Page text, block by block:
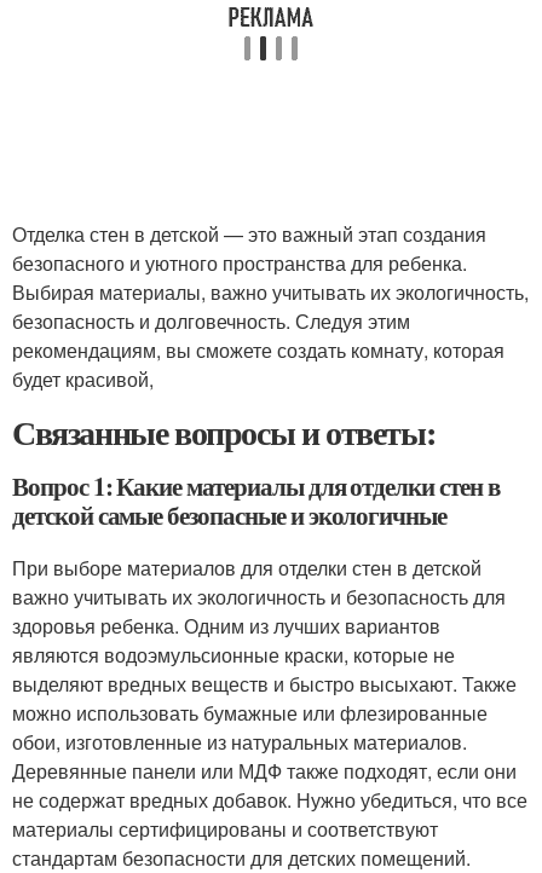
Отделка стен в детской — это важный этап создания
безопасного и уютного пространства для ребенка.
Выбирая материалы, важно учитывать их экологичность,
безопасность и долговечность. Следуя этим
рекомендациям, вы сможете создать комнату, которая
будет красивой,
Связанные вопросы и ответы:
Вопрос 1: Какие материалы для отделки стен в
детской самые безопасные и экологичные
При выборе материалов для отделки стен в детской
важно учитывать их экологичность и безопасность для
здоровья ребенка. Одним из лучших вариантов
являются водоэмульсионные краски, которые не
выделяют вредных веществ и быстро высыхают. Также
можно использовать бумажные или флезированные
обои, изготовленные из натуральных материалов.
Деревянные панели или МДФ также подходят, если они
не содержат вредных добавок. Нужно убедиться, что все
материалы сертифицированы и соответствуют
стандартам безопасности для детских помещений.